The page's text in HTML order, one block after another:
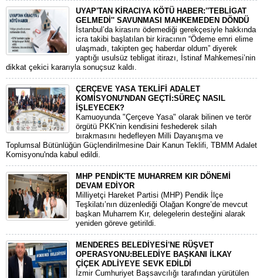
UYAP'TAN KİRACIYA KÖTÜ HABER:''TEBLİGAT
GELMEDİ'' SAVUNMASI MAHKEMEDEN DÖNDÜ
​İstanbul’da kirasını ödemediği gerekçesiyle hakkında
icra takibi başlatılan bir kiracının “Ödeme emri elime
ulaşmadı, takipten geç haberdar oldum” diyerek
yaptığı usulsüz tebligat itirazı, İstinaf Mahkemesi’nin
dikkat çekici kararıyla sonuçsuz kaldı.
ÇERÇEVE YASA TEKLİFİ ADALET
KOMİSYONU'NDAN GEÇTİ:SÜREÇ NASIL
İŞLEYECEK?
​Kamuoyunda "Çerçeve Yasa" olarak bilinen ve terör
örgütü PKK'nin kendisini feshederek silah
bırakmasını hedefleyen Milli Dayanışma ve
Toplumsal Bütünlüğün Güçlendirilmesine Dair Kanun Teklifi, TBMM Adalet
Komisyonu'nda kabul edildi.
MHP PENDİK'TE MUHARREM KIR DÖNEMİ
DEVAM EDİYOR
​Milliyetçi Hareket Partisi (MHP) Pendik İlçe
Teşkilatı’nın düzenlediği Olağan Kongre’de mevcut
başkan Muharrem Kır, delegelerin desteğini alarak
yeniden göreve getirildi.
MENDERES BELEDİYESİ'NE RÜŞVET
OPERASYONU:BELEDİYE BAŞKANI İLKAY
ÇİÇEK ADLİYEYE SEVK EDİLDİ
​İzmir Cumhuriyet Başsavcılığı tarafından yürütülen